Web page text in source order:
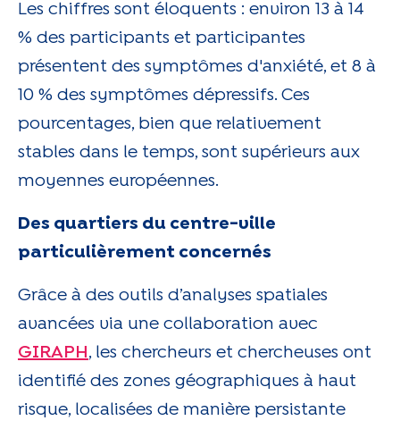
Les chiffres sont éloquents : environ 13 à 14
% des participants et participantes
présentent des symptômes d'anxiété, et 8 à
10 % des symptômes dépressifs. Ces
pourcentages, bien que relativement
stables dans le temps, sont supérieurs aux
moyennes européennes.
Des quartiers du centre-ville
particulièrement concernés
Grâce à des outils d’analyses spatiales
avancées via une collaboration avec
GIRAPH , les chercheurs et chercheuses ont
identifié des zones géographiques à haut
risque, localisées de manière persistante